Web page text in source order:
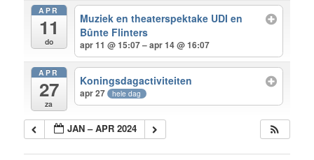
APR
11
do
Muziek en theaterspektake UDI en
Bûnte Flinters
apr 11 @ 15:07 – apr 14 @ 16:07
APR
27
za
Koningsdagactiviteiten
apr 27 hele dag
JAN – APR 2024